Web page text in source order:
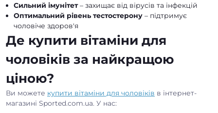
Сильний імунітет– захищає від вірусів та інфекцій
Оптимальний рівень тестостерону – підтримує
чоловіче здоров'я
Де купити вітаміни для
чоловіків за найкращою
ціною?
Ви можете купити вітаміни для чоловіків в інтернет-
магазині Sported.com.ua. У нас: